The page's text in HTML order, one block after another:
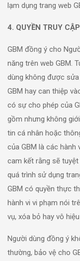
lạm dụng trang web
4. QUYỀN TRUY
GBM đồng ý cho
năng trên web GBM.
dùng không được
GBM hay can thiệp
có sự cho phép của
gồm nhưng không
tin cá nhân hoặc
của GBM là các hành
cam kết rằng sẽ
quá trình sử dụng
GBM có quyền thực
hành vi vi phạm nói
vụ, xóa bỏ hay vô
Người dùng đồng ý
thường, bảo vệ cho